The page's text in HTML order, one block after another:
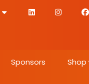
Sponsors Shop